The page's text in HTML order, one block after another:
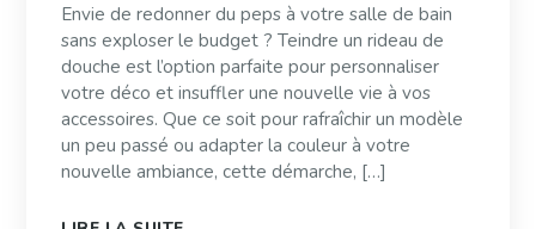
Envie de redonner du peps à votre salle de bain
sans exploser le budget ? Teindre un rideau de
douche est l’option parfaite pour personnaliser
votre déco et insuffler une nouvelle vie à vos
accessoires. Que ce soit pour rafraîchir un modèle
un peu passé ou adapter la couleur à votre
nouvelle ambiance, cette démarche, […]